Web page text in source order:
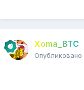
Xoma_BTC
Опубликовано